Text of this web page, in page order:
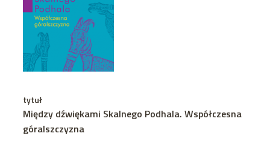
tytuł
Między dźwiękami Skalnego Podhala. Współczesna
góralszczyzna